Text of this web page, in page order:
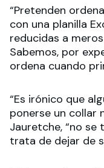
“Pretenden
con una planilla
reducidas a
Sabemos, por
ordena cuando
“Es irónico que
ponerse un collar
Jauretche, “no
trata de dejar de